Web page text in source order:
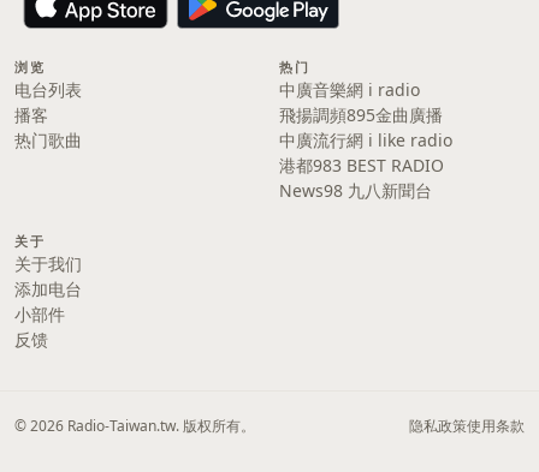
浏览
电台列表
播客
热门歌曲
热门
中廣音樂網 i radio
飛揚調頻895金曲廣播
中廣流行網 i like radio
港都983 BEST RADIO
News98 九八新聞台
关于
关于我们
添加电台
小部件
反馈
© 2026 Radio-Taiwan.tw. 版权所有。 隐私政策使用条款